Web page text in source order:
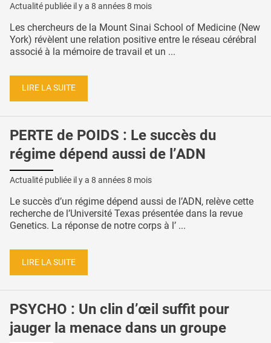
Actualité publiée il y a 8 années 8 mois
Les chercheurs de la Mount Sinai School of Medicine (New
York) révèlent une relation positive entre le réseau cérébral
associé à la mémoire de travail et un ...
LIRE LA SUITE
PERTE de POIDS : Le succès du
régime dépend aussi de l’ADN
Actualité publiée il y a 8 années 8 mois
Le succès d’un régime dépend aussi de l’ADN, relève cette
recherche de l’Université Texas présentée dans la revue
Genetics. La réponse de notre corps à l’ ...
LIRE LA SUITE
PSYCHO : Un clin d’œil suffit pour
jauger la menace dans un groupe